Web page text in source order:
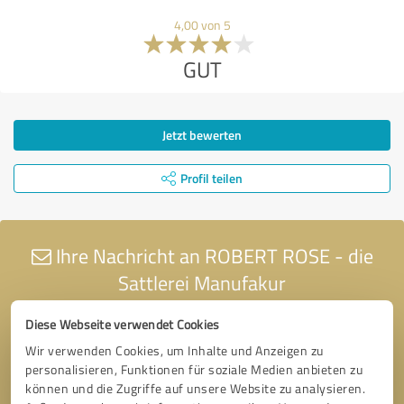
Diese Webseite verwendet Cookies
Wir verwenden Cookies, um Inhalte und Anzeigen zu
personalisieren, Funktionen für soziale Medien anbieten zu
können und die Zugriffe auf unsere Website zu analysieren.
4,00 von 5
GUT
Jetzt bewerten
Profil teilen
Ihre Nachricht an ROBERT ROSE - die
Sattlerei Manufakur